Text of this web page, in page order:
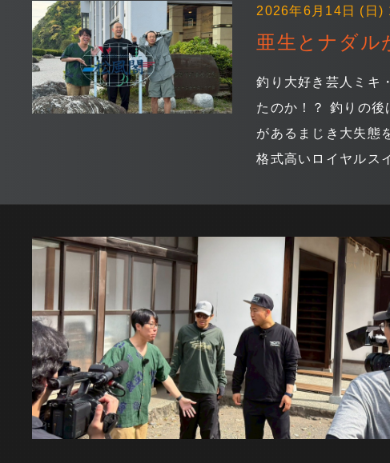
2026年6月14日 (日)
亜生とナダ
釣り大好き芸人ミキ
たのか！？ 釣りの
があるまじき大失態
格式高いロイヤルス